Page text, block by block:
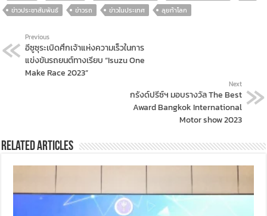
ข่าวประชาสัมพันธ์
ข่าวรถ ข่าวในประเทศ ลุยท้าโลก
Previous
อีซูซุระเบิดศึกเจ้าแห่งความเร็วในการ
แข่งขันรถยนต์ทางเรียบ “Isuzu One
Make Race 2023”
Next
กรังด์ปรีซ์ฯ มอบรางวัล The Best
Award Bangkok International
Motor show 2023
Related Articles